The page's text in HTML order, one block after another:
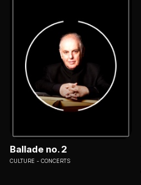
Ballade no. 2
CULTURE CONCERTS